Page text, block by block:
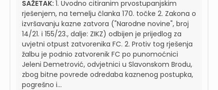
SAŽETAK: 1. Uvodno citiranim prvostupanjskim
rješenjem, na temelju članka 170. točke 2. Zakona o
izvršavanju kazne zatvora ("Narodne novine", broj
14/21. i 155/23., dalje: ZIKZ) odbijen je prijedlog za
uvjetni otpust zatvorenika FC. 2. Protiv tog rješenja
žalbu je podnio zatvorenik FC po punomoćnici
Jeleni Demetrović, odvjetnici u Slavonskom Brodu,
zbog bitne povrede odredaba kaznenog postupka,
pogrešno i...